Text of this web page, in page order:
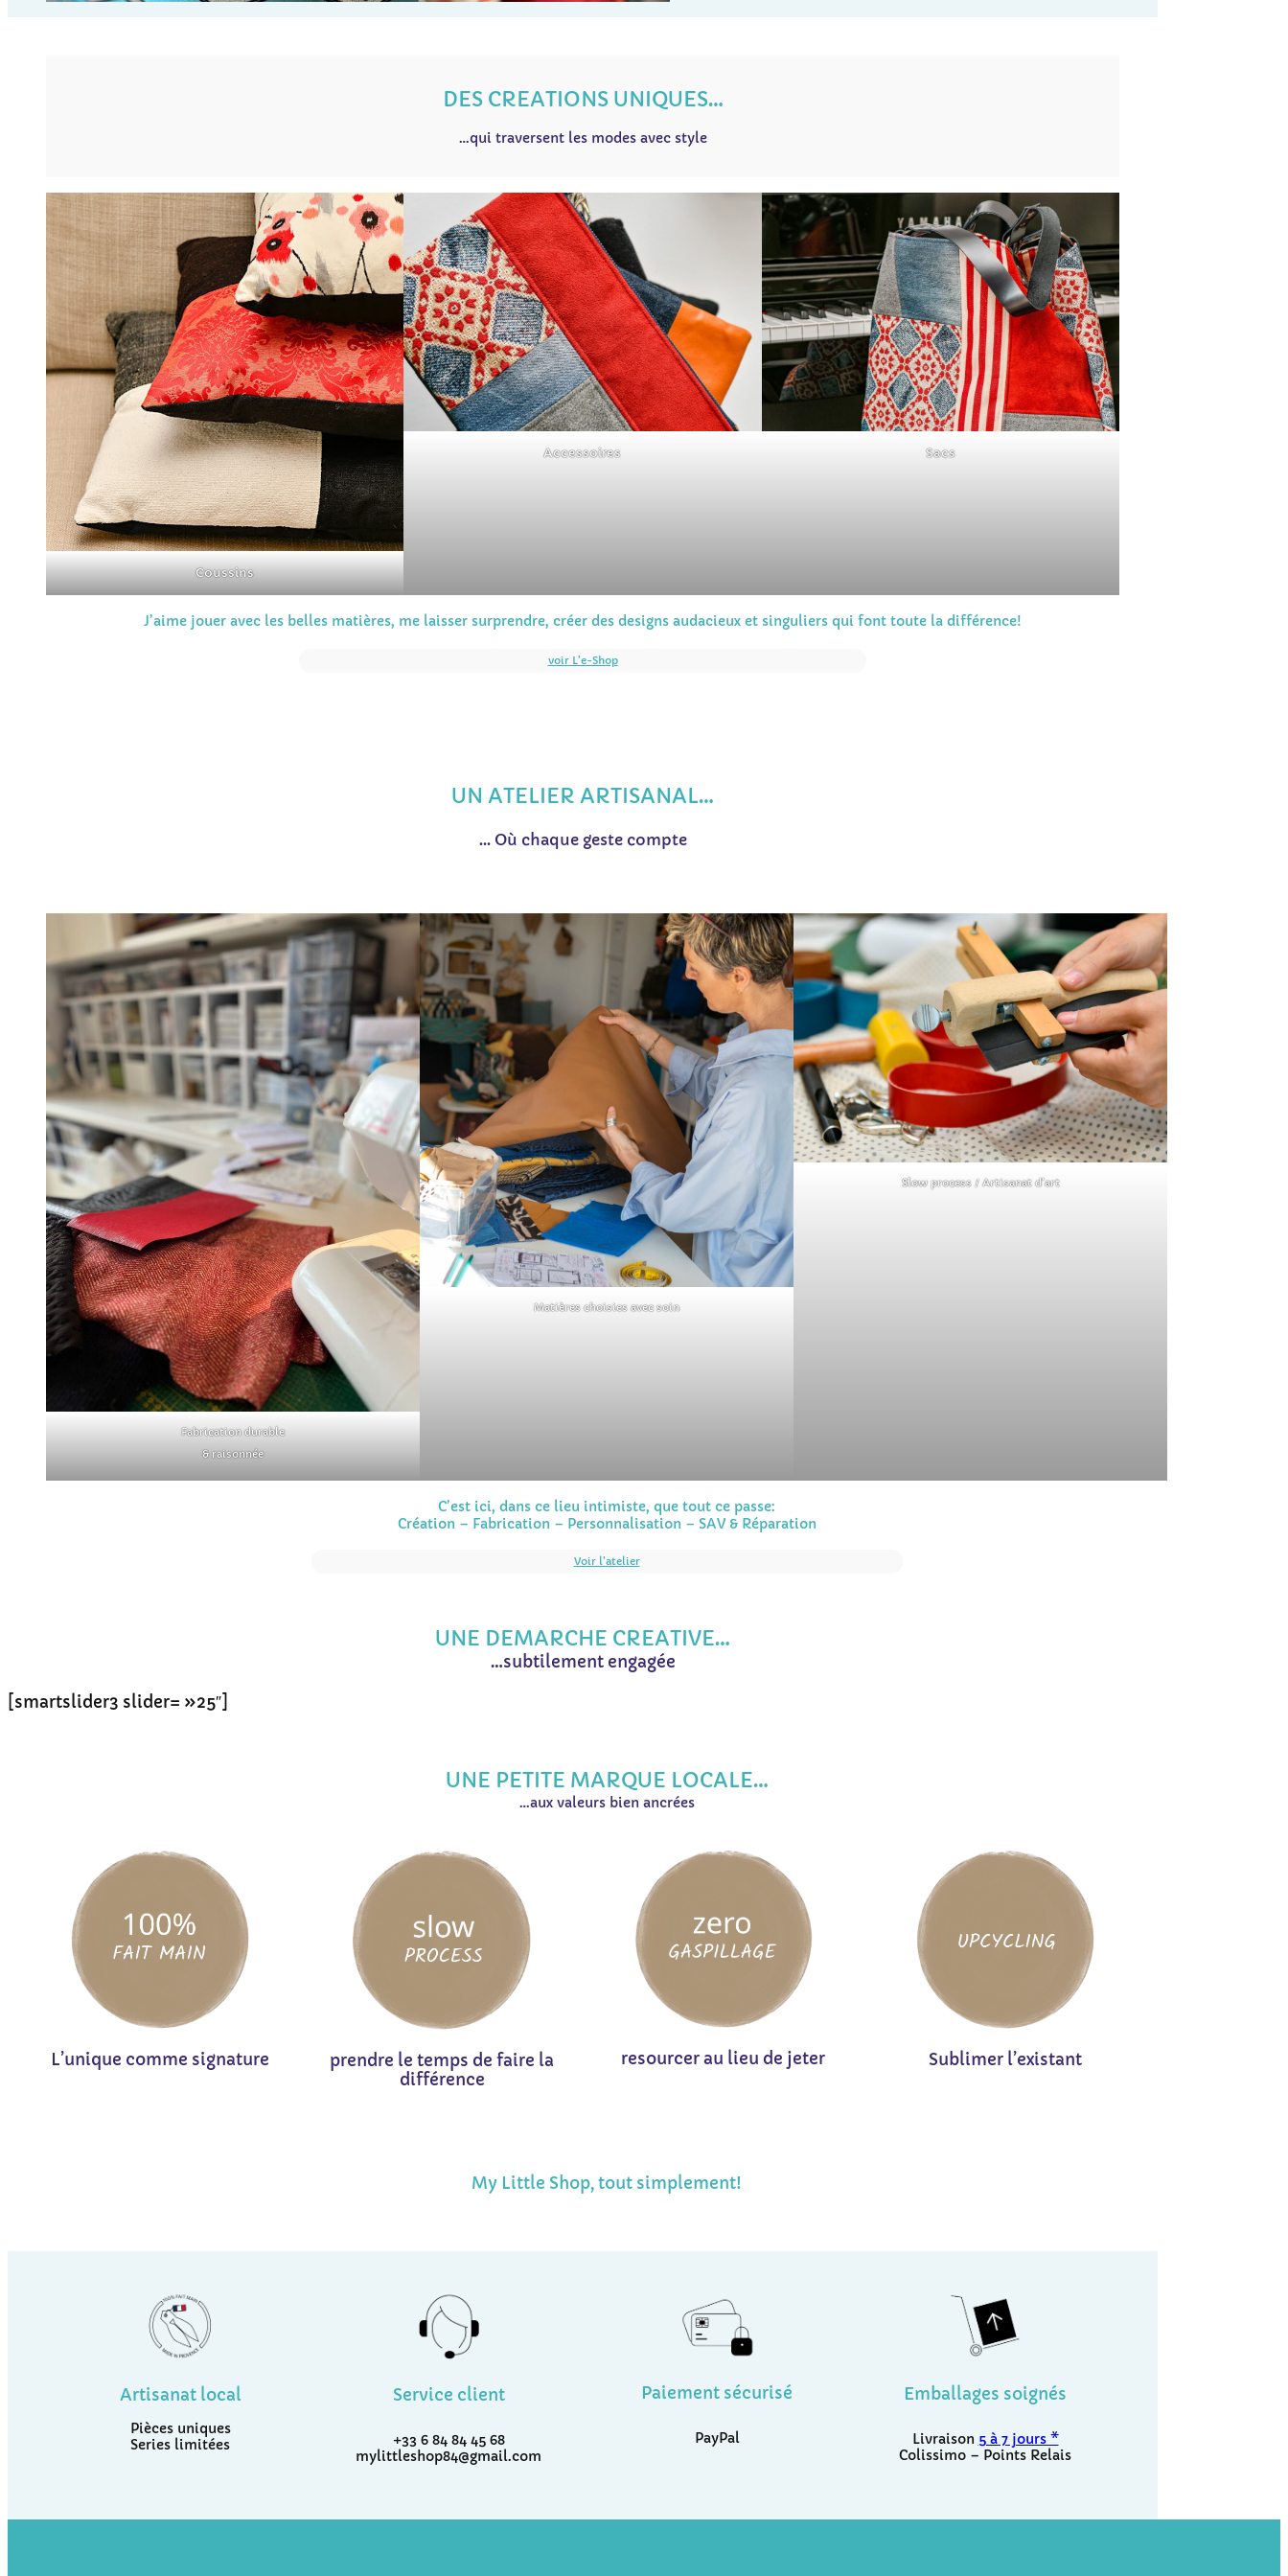
DES CREATIONS UNIQUES…
…qui traversent les modes avec style
Coussins
Accessoires Sacs
J’aime jouer avec les belles matières, me laisser surprendre, créer des designs audacieux et singuliers qui font toute la différence!
voir L’e-Shop
UN ATELIER ARTISANAL…
… Où chaque geste compte
Fabrication durable
& raisonnée
Matières choisies avec soin
Slow process / Artisanat d’art
C’est ici, dans ce lieu intimiste, que tout ce passe:
Création – Fabrication – Personnalisation – SAV & Réparation
Voir l’atelier
UNE DEMARCHE CREATIVE…
…subtilement engagée
[smartslider3 slider= »25″]
UNE PETITE MARQUE LOCALE…
…aux valeurs bien ancrées
L’unique comme signature
prendre le temps de faire la
différence
resourcer au lieu de jeter Sublimer l’existant
My Little Shop, tout simplement!
Artisanat local
Pièces uniques
Series limitées
Service client
+33 6 84 84 45 68
mylittleshop84@gmail.com
Paiement sécurisé
PayPal
Emballages soignés
Livraison 5 à 7 jours *
Colissimo – Points Relais